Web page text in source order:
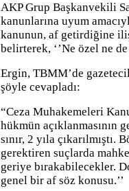
AKP Grup Başkanvekili
kanunlarına uyum
kanunun, af getirdiğine
belirterek, ‘’Ne özel ne
Ergin, TBMM’de
şöyle cevapladı:
“Ceza Muhakemeleri
hükmün açıklanmasının
sınır, 2 yıla çıkarılmıştı.
gerektiren suçlarda
geriye bırakabilecekler.
genel bir af söz konusu.’’